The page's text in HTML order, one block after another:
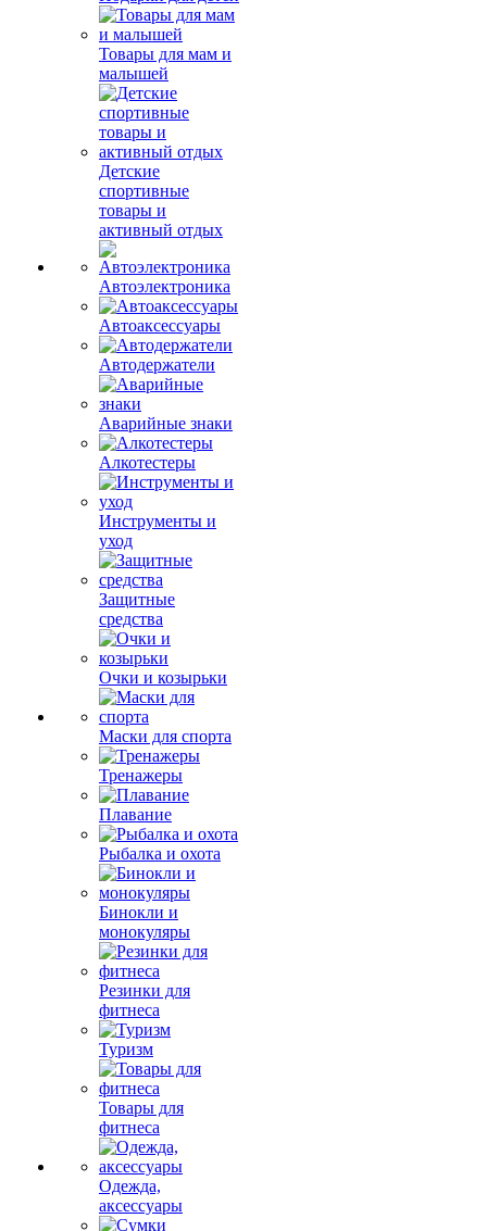
Товары для мам и
малышей
Детские
спортивные
товары и
активный отдых
Автоэлектроника
Автоаксессуары
Автодержатели
Аварийные знаки
Алкотестеры
Инструменты и
уход
Защитные
средства
Очки и козырьки
Маски для спорта
Тренажеры
Плавание
Рыбалка и охота
Бинокли и
монокуляры
Резинки для
фитнеса
Туризм
Товары для
фитнеса
Одежда,
аксессуары